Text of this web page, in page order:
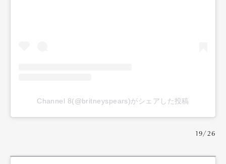
Channel 8(@britneyspears)がシェアした投稿
19/26